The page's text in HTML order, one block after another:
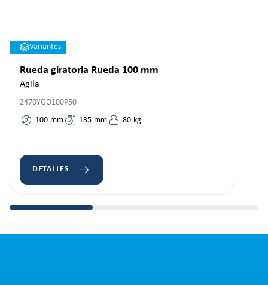
Variantes
Rueda giratoria Rueda 100 mm
Agila
2470YGO100P50
100 mm 135 mm 80 kg
DETALLES